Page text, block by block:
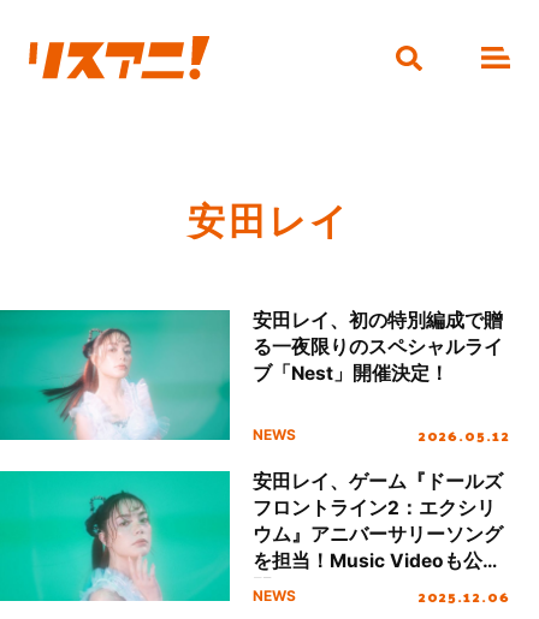
安田レイ
安田レイ、初の特別編成で贈
る一夜限りのスペシャルライ
ブ「Nest」開催決定！
NEWS 2026.05.12
安田レイ、ゲーム『ドールズ
フロントライン2：エクシリ
ウム』アニバーサリーソング
を担当！Music Videoも公
開！
NEWS 2025.12.06